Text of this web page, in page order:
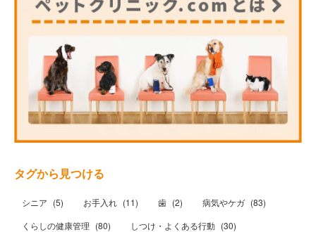
タグから見つける
シニア (5) お手入れ (11) 歯 (2) 病気やケガ (83)
くらしの健康管理 (80) しつけ・よくある行動 (30)